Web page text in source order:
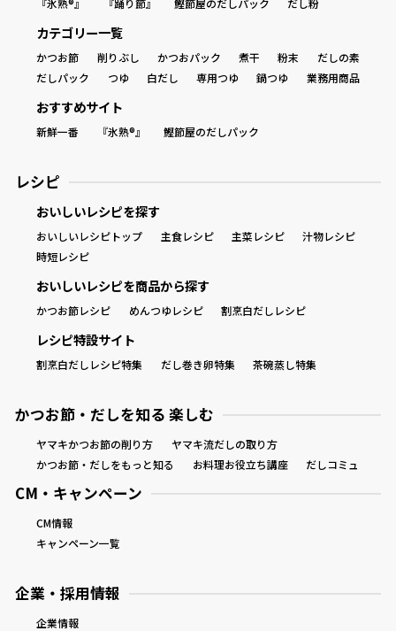
『氷熟®』
『踊り節』 鰹節屋のだしパック だし粉
カテゴリー一覧
かつお節 削りぶし かつおパック 煮干 粉末
だしの素
だしパック
つゆ 白だし 専用つゆ 鍋つゆ 業務用商品
おすすめサイト
新鮮一番 『氷熟®』 鰹節屋のだしパック
レシピ
おいしいレシピを探す
おいしいレシピトップ 主食レシピ 主菜レシピ
汁物レシピ
時短レシピ
おいしいレシピを商品から探す
かつお節レシピ めんつゆレシピ 割烹白だしレシピ
レシピ特設サイト
割烹白だしレシピ特集 だし巻き卵特集 茶碗蒸し特集
かつお節・だしを知る 楽しむ
ヤマキかつお節の削り方
ヤマキ流だしの取り方
かつお節・だしをもっと知る
お料理お役立ち講座 だしコミュ
CM・キャンペーン
CM情報
キャンペーン一覧
企業・採用情報
企業情報